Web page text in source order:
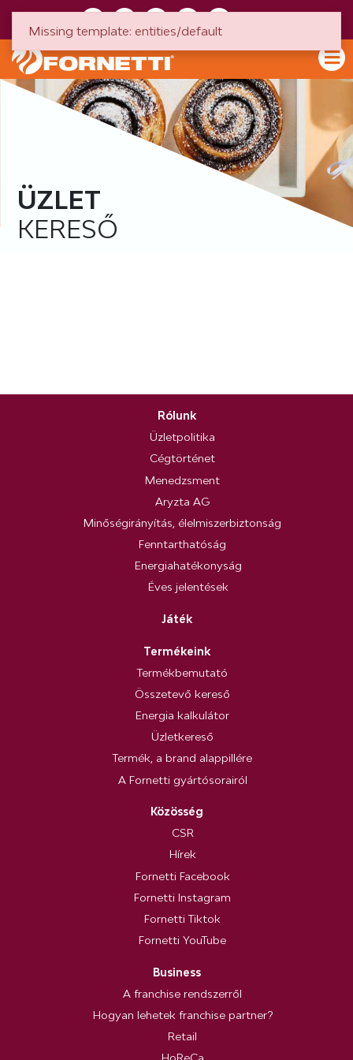
ÜZLET
KERESŐ
Rólunk
Üzletpolitika
Cégtörténet
Menedzsment
Aryzta AG
Minőségirányítás, élelmiszerbiztonság
Fenntarthatóság
Energiahatékonyság
Éves jelentések
Játék
Termékeink
Termékbemutató
Összetevő kereső
Energia kalkulátor
Üzletkereső
Termék, a brand alappillére
A Fornetti gyártósorairól
Közösség
CSR
Hírek
Fornetti Facebook
Fornetti Instagram
Fornetti Tiktok
Fornetti YouTube
Business
A franchise rendszerről
Hogyan lehetek franchise partner?
Retail
Missing template: entities/default